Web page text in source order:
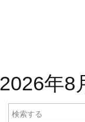
2026年8